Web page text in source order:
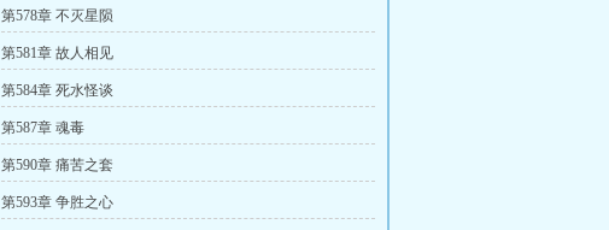
第578章 不灭星陨
第581章 故人相见
第584章 死水怪谈
第587章 魂毒
第590章 痛苦之套
第593章 争胜之心